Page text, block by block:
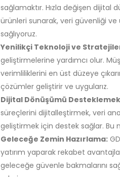
sağlamaktır. Hızla değişen
ürünleri sunarak, veri güvenliği ve
sağlıyoruz.
Yenilikçi Teknoloji ve
geliştirmelerine yardımcı olur.
verimliliklerini en üst düzeye
çözümler geliştirir ve uygularız.
Dijital Dönüşümü
süreçlerini dijitalleştirmek, veri
geliştirmek için destek sağlar. Bu
Geleceğe Zemin Hazırlama:
yatırım yaparak rekabet
geleceğe güvenle bakmalarını